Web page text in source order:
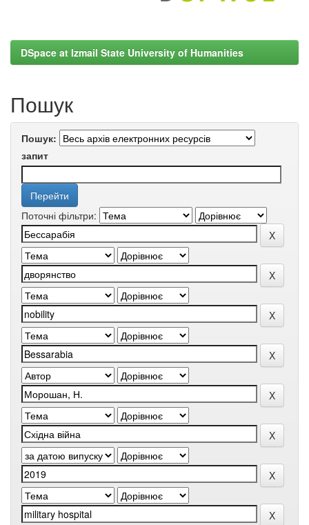
DSpace at Izmail State University of Humanities
Пошук
Пошук:
запит
Поточні фільтри: